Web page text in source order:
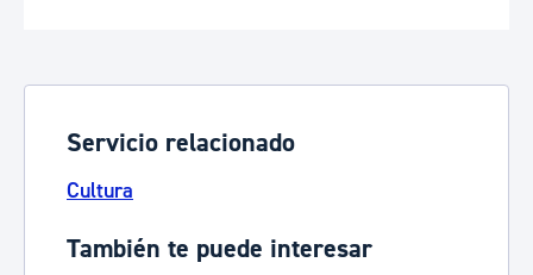
Servicio relacionado
Cultura
También te puede interesar